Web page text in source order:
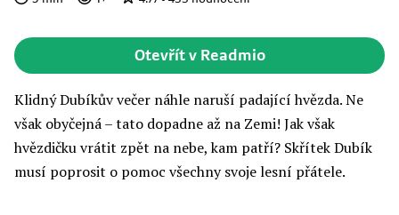
Otevřít v Readmio
Klidný Dubíkův večer náhle naruší padající hvězda. Ne
však obyčejná – tato dopadne až na Zemi! Jak však
hvězdičku vrátit zpět na nebe, kam patří? Skřítek Dubík
musí poprosit o pomoc všechny svoje lesní přátele.